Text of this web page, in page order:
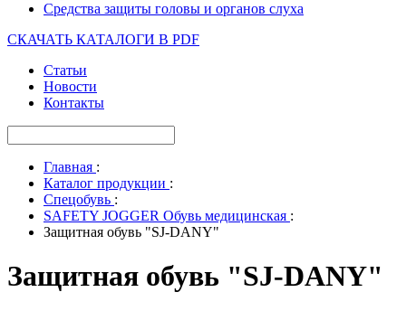
Средства защиты головы и органов слуха
СКАЧАТЬ КАТАЛОГИ В PDF
Статьи
Новости
Контакты
Главная :
Каталог продукции :
Спецобувь :
SAFETY JOGGER Обувь медицинская :
Защитная обувь "SJ-DANY"
Защитная обувь "SJ-DANY"